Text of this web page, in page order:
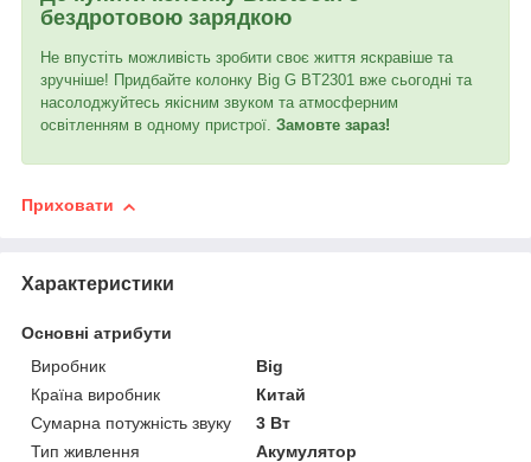
бездротовою зарядкою
Не впустіть можливість зробити своє життя яскравіше та
зручніше! Придбайте колонку Big G BT2301 вже сьогодні та
насолоджуйтесь якісним звуком та атмосферним
освітленням в одному пристрої. Замовте зараз!
Приховати
Характеристики
Основні атрибути
Виробник
Big
Країна виробник
Китай
Сумарна потужність звуку
3 Вт
Тип живлення
Акумулятор